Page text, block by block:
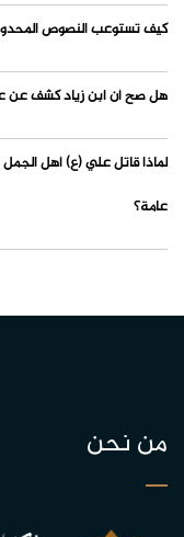
كيف تستوعب النصوص
هل صح أن ابن زياد كشف عن
لماذا قاتل علي (ع) أهل
عامة؟
من نحن